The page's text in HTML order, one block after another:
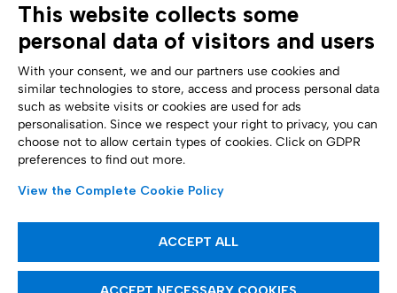
Accessibility Statement
Opieka zdrowotna
POMOC
Skontaktuj się z nami
Zgłaszanie naruszeń
Ustawienia plików cookie
Formularze
ŚLEDŹ NAS
METODY PŁATNOŚCI
S.p.A.
This website collects some
personal data of visitors and users
With your consent, we and our partners use cookies and
similar technologies to store, access and process personal data
such as website visits or cookies are used for ads
personalisation. Since we respect your right to privacy, you can
choose not to allow certain types of cookies. Click on GDPR
preferences to find out more.
View the Complete Cookie Policy
ACCEPT ALL